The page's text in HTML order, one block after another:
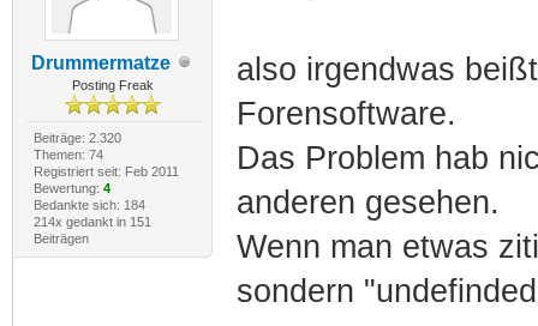
Drummermatze
Posting Freak
Beiträge: 2.320
Themen: 74
Registriert seit: Feb 2011
Bewertung: 4
Bedankte sich: 184
214x gedankt in 151
Beiträgen
also irgendwas
Forensoftware.
Das Problem hab
anderen gesehen.
Wenn man etwas
sondern